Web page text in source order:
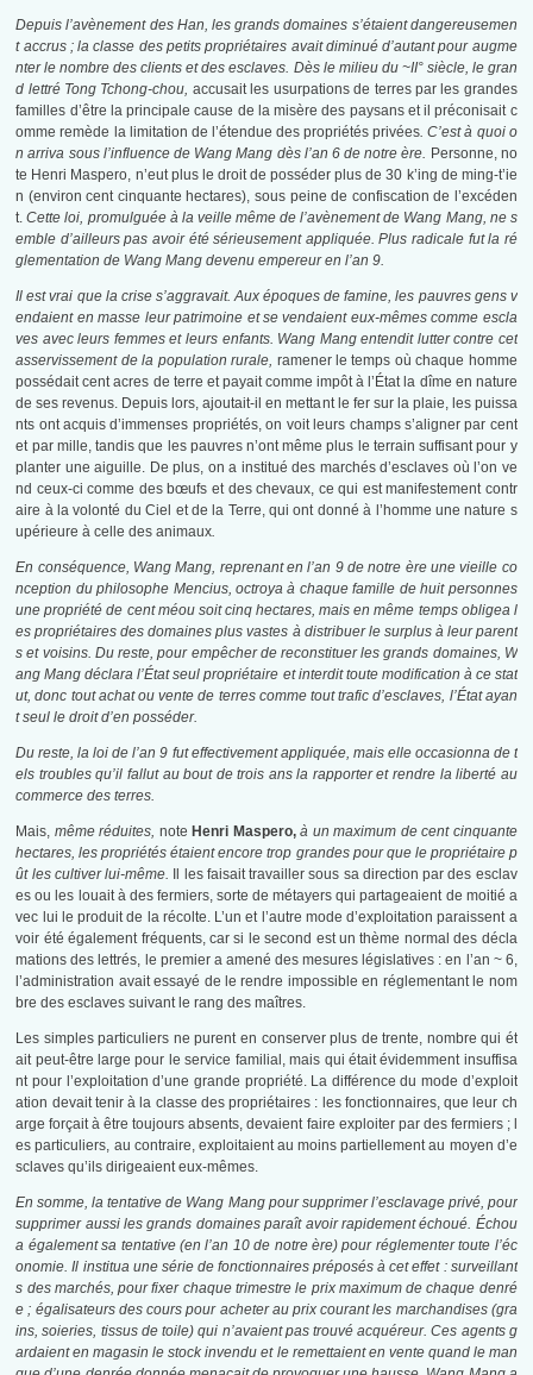
Depuis l’avènement des Han, les grands domaines s’étaient dangereusemen
t accrus ; la classe des petits propriétaires avait diminué d’autant pour augme
nter le nombre des clients et des esclaves. Dès le milieu du ~II° siècle, le gran
d lettré Tong Tchong-chou, accusait les usurpations de terres par les grandes
familles d’être la principale cause de la misère des paysans et il préconisait c
omme remède la limitation de l’étendue des propriétés privées. C’est à quoi o
n arriva sous l’influence de Wang Mang dès l’an 6 de notre ère. Personne, no
te Henri Maspero, n’eut plus le droit de posséder plus de 30 k’ing de ming-t’ie
n (environ cent cinquante hectares), sous peine de confiscation de l’excéden
t. Cette loi, promulguée à la veille même de l’avènement de Wang Mang, ne s
emble d’ailleurs pas avoir été sérieusement appliquée. Plus radicale fut la ré
glementation de Wang Mang devenu empereur en l’an 9.
Il est vrai que la crise s’aggravait. Aux époques de famine, les pauvres gens v
endaient en masse leur patrimoine et se vendaient eux-mêmes comme escla
ves avec leurs femmes et leurs enfants. Wang Mang entendit lutter contre cet
asservissement de la population rurale, ramener le temps où chaque homme
possédait cent acres de terre et payait comme impôt à l’État la dîme en nature
de ses revenus. Depuis lors, ajoutait-il en mettant le fer sur la plaie, les puissa
nts ont acquis d’immenses propriétés, on voit leurs champs s’aligner par cent
et par mille, tandis que les pauvres n’ont même plus le terrain suffisant pour y
planter une aiguille. De plus, on a institué des marchés d’esclaves où l’on ve
nd ceux-ci comme des bœufs et des chevaux, ce qui est manifestement contr
aire à la volonté du Ciel et de la Terre, qui ont donné à l’homme une nature s
upérieure à celle des animaux.
En conséquence, Wang Mang, reprenant en l’an 9 de notre ère une vieille co
nception du philosophe Mencius, octroya à chaque famille de huit personnes
une propriété de cent méou soit cinq hectares, mais en même temps obligea l
es propriétaires des domaines plus vastes à distribuer le surplus à leur parent
s et voisins. Du reste, pour empêcher de reconstituer les grands domaines, W
ang Mang déclara l’État seul propriétaire et interdit toute modification à ce stat
ut, donc tout achat ou vente de terres comme tout trafic d’esclaves, l’État ayan
t seul le droit d’en posséder.
Du reste, la loi de l’an 9 fut effectivement appliquée, mais elle occasionna de t
els troubles qu’il fallut au bout de trois ans la rapporter et rendre la liberté au
commerce des terres.
Mais, même réduites, note Henri Maspero, à un maximum de cent cinquante
hectares, les propriétés étaient encore trop grandes pour que le propriétaire p
ût les cultiver lui-même. Il les faisait travailler sous sa direction par des esclav
es ou les louait à des fermiers, sorte de métayers qui partageaient de moitié a
vec lui le produit de la récolte. L’un et l’autre mode d’exploitation paraissent a
voir été également fréquents, car si le second est un thème normal des décla
mations des lettrés, le premier a amené des mesures législatives : en l’an ~ 6,
l’administration avait essayé de le rendre impossible en réglementant le nom
bre des esclaves suivant le rang des maîtres.
Les simples particuliers ne purent en conserver plus de trente, nombre qui ét
ait peut-être large pour le service familial, mais qui était évidemment insuffisa
nt pour l’exploitation d’une grande propriété. La différence du mode d’exploit
ation devait tenir à la classe des propriétaires : les fonctionnaires, que leur ch
arge forçait à être toujours absents, devaient faire exploiter par des fermiers ; l
es particuliers, au contraire, exploitaient au moins partiellement au moyen d’e
sclaves qu’ils dirigeaient eux-mêmes.
En somme, la tentative de Wang Mang pour supprimer l’esclavage privé, pour
supprimer aussi les grands domaines paraît avoir rapidement échoué. Échou
a également sa tentative (en l’an 10 de notre ère) pour réglementer toute l’éc
onomie. Il institua une série de fonctionnaires préposés à cet effet : surveillant
s des marchés, pour fixer chaque trimestre le prix maximum de chaque denré
e ; égalisateurs des cours pour acheter au prix courant les marchandises (gra
ins, soieries, tissus de toile) qui n’avaient pas trouvé acquéreur. Ces agents g
ardaient en magasin le stock invendu et le remettaient en vente quand le man